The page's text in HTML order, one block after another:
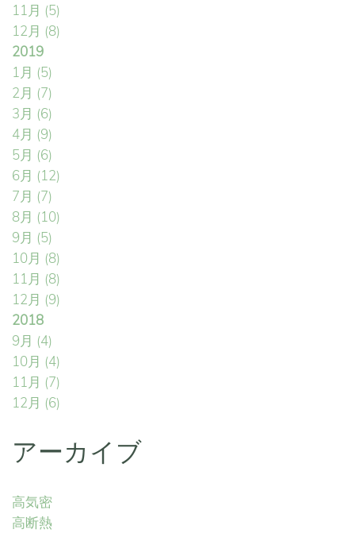
11月 (5)
12月 (8)
2019
1月 (5)
2月 (7)
3月 (6)
4月 (9)
5月 (6)
6月 (12)
7月 (7)
8月 (10)
9月 (5)
10月 (8)
11月 (8)
12月 (9)
2018
9月 (4)
10月 (4)
11月 (7)
12月 (6)
アーカイブ
高気密
高断熱